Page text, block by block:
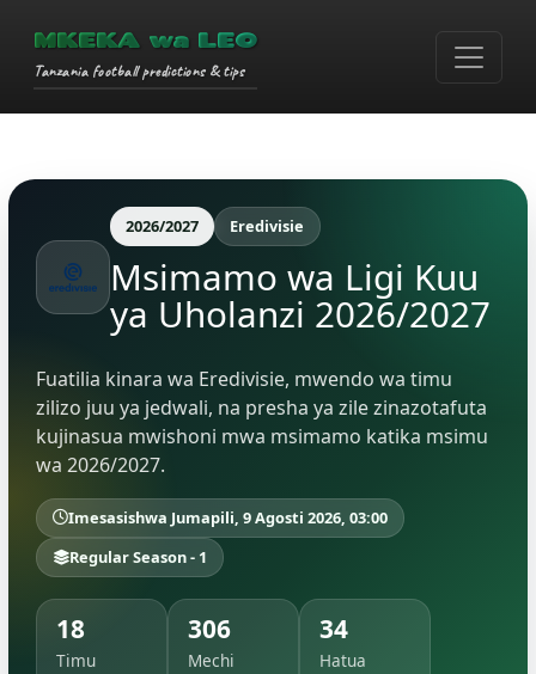
MKEKA wa LEO
Tanzania football predictions & tips
2026/2027 Eredivisie
Msimamo wa Ligi Kuu
ya Uholanzi 2026/2027
Fuatilia kinara wa Eredivisie, mwendo wa timu
zilizo juu ya jedwali, na presha ya zile zinazotafuta
kujinasua mwishoni mwa msimamo katika msimu
wa 2026/2027.
Imesasishwa Jumapili, 9 Agosti 2026, 03:00
Regular Season - 1
18
Timu
306
Mechi
34
Hatua